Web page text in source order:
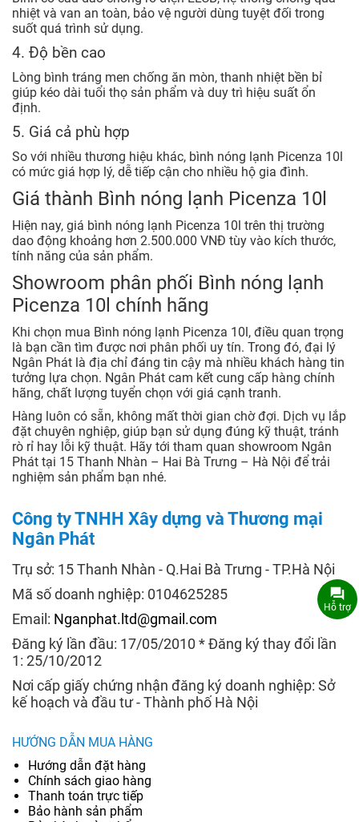
nhiệt và van an toàn, bảo vệ người dùng tuyệt đối trong
suốt quá trình sử dụng.
4. Độ bền cao
Lòng bình tráng men chống ăn mòn, thanh nhiệt bền bỉ
giúp kéo dài tuổi thọ sản phẩm và duy trì hiệu suất ổn
định.
5. Giá cả phù hợp
So với nhiều thương hiệu khác, bình nóng lạnh Picenza 10l
có mức giá hợp lý, dễ tiếp cận cho nhiều hộ gia đình.
Giá thành Bình nóng lạnh Picenza 10l
Hiện nay, giá bình nóng lạnh Picenza 10l trên thị trường
dao động khoảng hơn 2.500.000 VNĐ tùy vào kích thước,
tính năng của sản phẩm.
Showroom phân phối Bình nóng lạnh
Picenza 10l chính hãng
Khi chọn mua Bình nóng lạnh Picenza 10l, điều quan trọng
là bạn cần tìm được nơi phân phối uy tín. Trong đó, đại lý
Ngân Phát là địa chỉ đáng tin cậy mà nhiều khách hàng tin
tưởng lựa chọn. Ngân Phát cam kết cung cấp hàng chính
hãng, chất lượng tuyển chọn với giá cạnh tranh.
Hàng luôn có sẵn, không mất thời gian chờ đợi. Dịch vụ lắp
đặt chuyên nghiệp, giúp bạn sử dụng đúng kỹ thuật, tránh
rò rỉ hay lỗi kỹ thuật. Hãy tới tham quan showroom Ngân
Phát tại 15 Thanh Nhàn – Hai Bà Trưng – Hà Nội để trải
nghiệm sản phẩm bạn nhé.
Công ty TNHH Xây dựng và Thương mại
Ngân Phát
Trụ sở: 15 Thanh Nhàn - Q.Hai Bà Trưng - TP.Hà Nội
Mã số doanh nghiệp: 0104625285
Email: Nganphat.ltd@gmail.com
Đăng ký lần đầu: 17/05/2010 * Đăng ký thay đổi lần
1: 25/10/2012
Nơi cấp giấy chứng nhận đăng ký doanh nghiệp: Sở
kế hoạch và đầu tư - Thành phố Hà Nội
HƯỚNG DẪN MUA HÀNG
Hướng dẫn đặt hàng
Chính sách giao hàng
Thanh toán trực tiếp
Bảo hành sản phẩm
Hỗ trợ